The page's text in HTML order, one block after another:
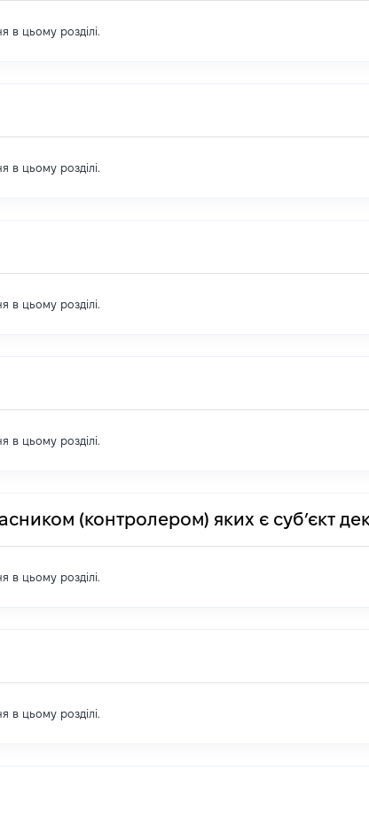
в цьому розділі.
в цьому розділі.
в цьому розділі.
в цьому розділі.
(контролером) яких є суб’єкт
в цьому розділі.
в цьому розділі.